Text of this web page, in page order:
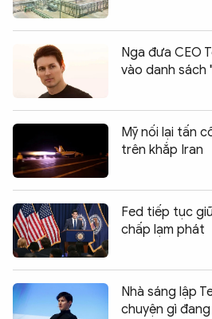
Nga đưa CEO
vào danh sách
Mỹ nối lại tấn
trên khắp Iran
Fed tiếp tục
chấp lạm phát
Nhà sáng lập
chuyện gì đang